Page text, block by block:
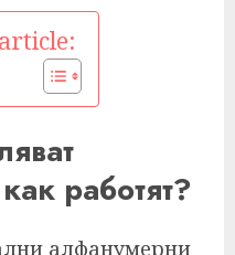
работят?
алфанумерни